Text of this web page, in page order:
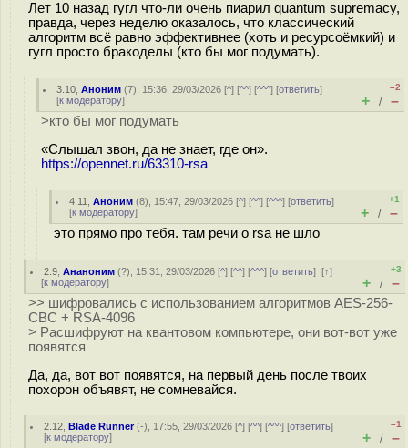
Лет 10 назад гугл что-ли очень пиарил quantum supremacy,
правда, через неделю оказалось, что классический
алгоритм всё равно эффективнее (хоть и ресурсоёмкий) и
гугл просто бракоделы (кто бы мог подумать).
3.10 ,Аноним (7), 15:36, 29/03/2026 [^] [^^] [^^^] [ответить]
[к модератору]
–2
+ / –
>кто бы мог подумать
«Слышал звон, да не знает, где он».
https://opennet.ru/63310-rsa
4.11 ,Аноним (8), 15:47, 29/03/2026 [^] [^^] [^^^] [ответить]
[к модератору]
+1
+ / –
это прямо про тебя. там речи о rsa не шло
2.9 ,Ананоним (?), 15:31, 29/03/2026 [^] [^^] [^^^] [ответить][↑]
[к модератору]
+3
+ / –
>> шифровались с использованием алгоритмов AES-256-
CBC + RSA-4096
> Расшифруют на квантовом компьютере, они вот-вот уже
появятся
Да, да, вот вот появятся, на первый день после твоих
похорон объявят, не сомневайся.
2.12 ,Blade Runner(-), 17:55, 29/03/2026 [^] [^^] [^^^] [ответить]
[к модератору]
–1
+ / –